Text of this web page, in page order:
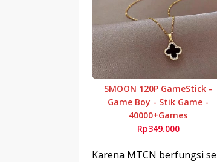
SMOON 120P GameStick -
Game Boy - Stik Game -
40000+Games
Rp349.000
Karena MTCN berfungsi